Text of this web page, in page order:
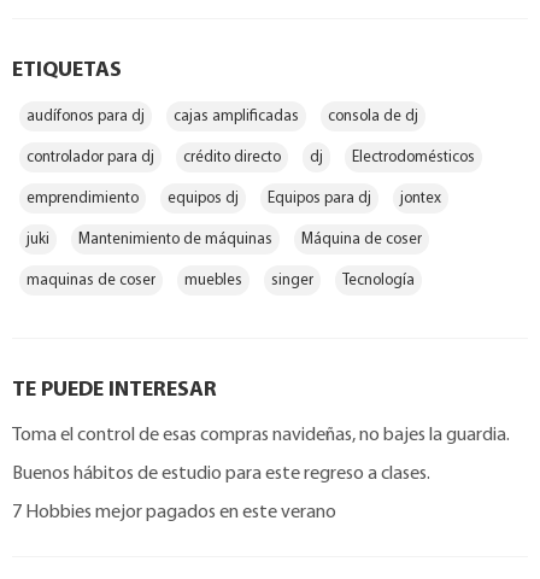
ETIQUETAS
audífonos para dj cajas amplificadas consola de dj
controlador para dj crédito directo dj Electrodomésticos
emprendimiento equipos dj Equipos para dj jontex
juki Mantenimiento de máquinas Máquina de coser
maquinas de coser muebles singer Tecnología
TE PUEDE INTERESAR
Toma el control de esas compras navideñas, no bajes la guardia.
Buenos hábitos de estudio para este regreso a clases.
7 Hobbies mejor pagados en este verano